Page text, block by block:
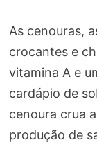
As cenouras,
crocantes e
vitamina A e
cardápio de
cenoura crua
produção de